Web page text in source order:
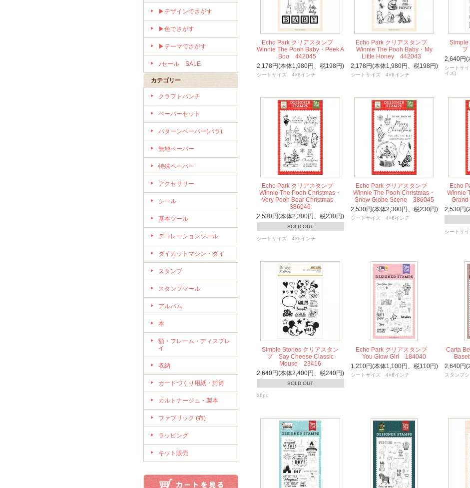
▶デザインでさがす
▶色でさがす
▶テーマでさがす
♪セール SALE
カテゴリー
クラフトパンチ
ペーパーセット
パターンペーパー(バラ)
無地ペーパー
特殊ペーパー
アクセサリー
シール
基本ツール
デコレーションツール
ダイカットマシン・ダイ
スタンプ
スタンプツール
アルバム
本
額・フレーム・ディスプレ
イ
収納
カードづくり用紙・封筒
カルトナージュ・製本
ファブリック (布)
ラッピング
キット販売
Echo Park クリアスタンプ
Winnie The Pooh Baby・Peek A
Boo 442045
2,178円(本体1,980円、税198円)
シートサイズ 4×6インチ
Echo Park クリアスタンプ
Winnie The Pooh Baby・My
Little Honey 442043
2,178円(本体1,980円、税198円)
シートサイズ 4×6インチ
Simple
プ
2,640円(
シートサ
イズ)
Echo Park クリアスタンプ
Winnie The Pooh Christmas・
Very Pooh Bear Christmas
386046
2,530円(本体2,300円、税230円)
SOLD OUT
シートサイズ 4×6インチ
Echo Park クリアスタンプ
Winnie The Pooh Christmas・
Snow Globe Scene 386045
2,530円(本体2,300円、税230円)
シートサイズ 4×6インチ
Echo
Winnie
2,530円(
シートサ
Simple Stories クリアスタン
プ Say Cheese Classic
Mouse 23416
2,640円(本体2,400円、税240円)
SOLD OUT
20pc
Echo Park クリアスタンプ
You Glow Girl 184040
1,210円(本体1,100円、税110円)
シートサイズ 4×6インチ
Carta
2,640円(
スタンプ